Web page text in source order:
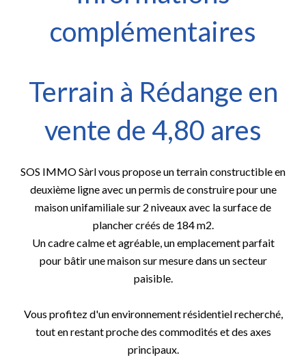
complémentaires
Terrain à Rédange en
vente de 4,80 ares
SOS IMMO Sàrl vous propose un terrain constructible en
deuxième ligne avec un permis de construire pour une
maison unifamiliale sur 2 niveaux avec la surface de
plancher créés de 184 m2.
Un cadre calme et agréable, un emplacement parfait
pour bâtir une maison sur mesure dans un secteur
paisible.
Vous profitez d'un environnement résidentiel recherché,
tout en restant proche des commodités et des axes
principaux.